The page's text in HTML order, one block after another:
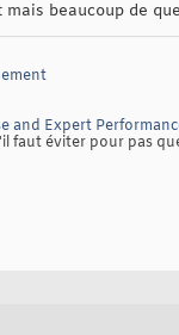
mais beaucoup de
and Expert
faut éviter pour pas